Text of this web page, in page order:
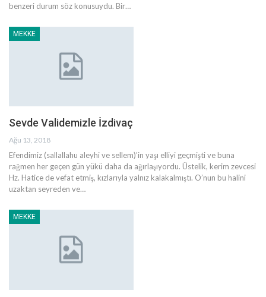
benzeri durum söz konusuydu. Bir…
MEKKE
Sevde Validemizle İzdivaç
Ağu 13, 2018
Efendimiz (sallallahu aleyhi ve sellem)’in yaşı elliyi geçmişti ve buna
rağmen her geçen gün yükü daha da ağırlaşıyordu. Üstelik, kerim zevcesi
Hz. Hatice de vefat etmiş, kızlarıyla yalnız kalakalmıştı. O’nun bu halini
uzaktan seyreden ve…
MEKKE